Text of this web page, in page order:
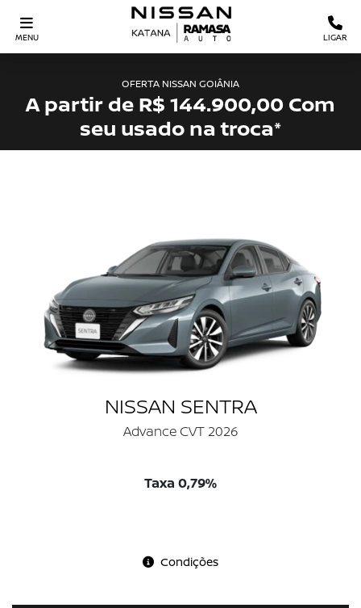
MENU LIGAR
OFERTA NISSAN GOIÂNIA
A partir de R$ 144.900,00 Com
seu usado na troca*
NISSAN SENTRA
Advance CVT 2026
Taxa 0,79%
Condições